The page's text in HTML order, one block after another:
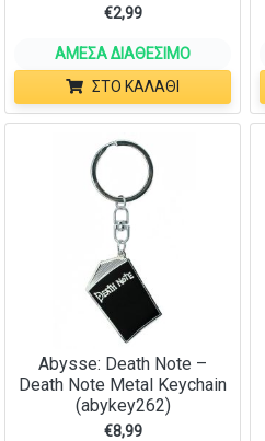
€2,99
ΆΜΕΣΑ ΔΙΑΘΈΣΙΜΟ
ΣΤΟ ΚΑΛΆΘΙ
Abysse: Death Note –
Death Note Metal Keychain
(abykey262)
€8,99